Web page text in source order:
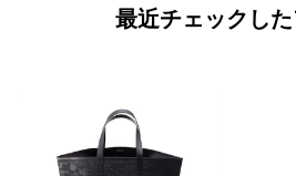
最近チェックし